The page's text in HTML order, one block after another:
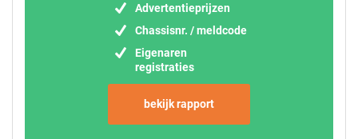
Advertentieprijzen
Chassisnr. / meldcode
Eigenaren
registraties
bekijk rapport